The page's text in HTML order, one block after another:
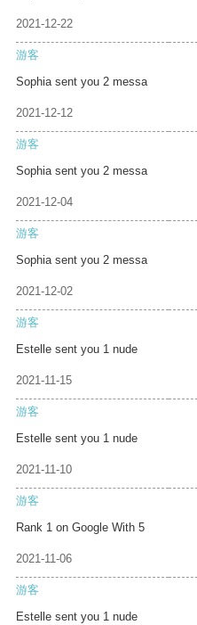
2021-12-22
游客
Sophia sent you 2 messa
2021-12-12
游客
Sophia sent you 2 messa
2021-12-04
游客
Sophia sent you 2 messa
2021-12-02
游客
Estelle sent you 1 nude
2021-11-15
游客
Estelle sent you 1 nude
2021-11-10
游客
Rank 1 on Google With 5
2021-11-06
游客
Estelle sent you 1 nude